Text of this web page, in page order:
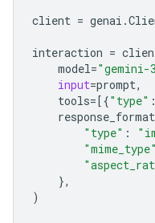
client = genai .
interaction =
model="gemini-
input=prompt,
tools= [{"type" :
response_format
"type" :
"mime_type"
},
)